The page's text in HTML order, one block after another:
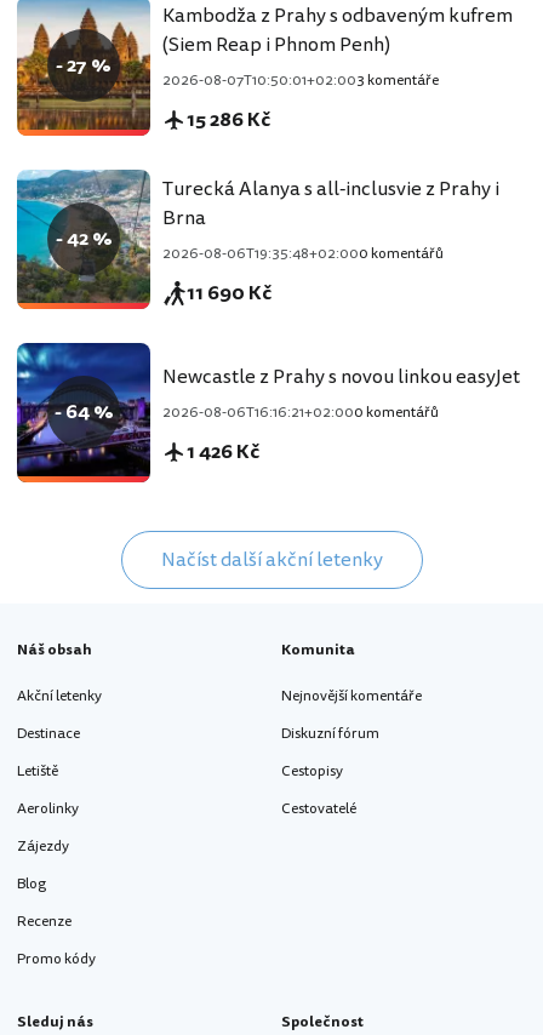
- 27 %
Kambodža z Prahy s odbaveným kufrem
(Siem Reap i Phnom Penh)
2026-08-07T10:50:01+02:003 komentáře
15 286 Kč
- 42 %
Turecká Alanya s all-inclusvie z Prahy i
Brna
2026-08-06T19:35:48+02:000 komentářů
11 690 Kč
- 64 %
Newcastle z Prahy s novou linkou easyJet
2026-08-06T16:16:21+02:000 komentářů
1 426 Kč
Načíst další akční letenky
Náš obsah
Akční letenky
Destinace
Letiště
Aerolinky
Zájezdy
Blog
Recenze
Promo kódy
Komunita
Nejnovější komentáře
Diskuzní fórum
Cestopisy
Cestovatelé
Sleduj nás Společnost